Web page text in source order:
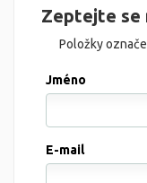
Zeptejte se
Položky
Jméno
E-mail